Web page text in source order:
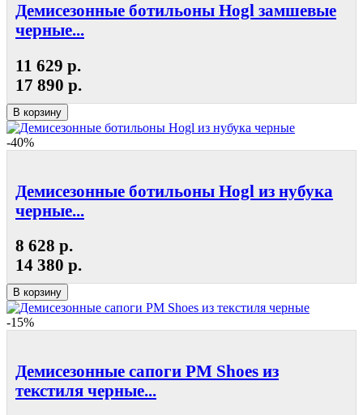
Демисезонные ботильоны Hogl замшевые
черные...
11 629 р.
17 890 р.
В корзину
-40%
Демисезонные ботильоны Hogl из нубука
черные...
8 628 р.
14 380 р.
В корзину
-15%
Демисезонные сапоги РМ Shoes из
текстиля черные...